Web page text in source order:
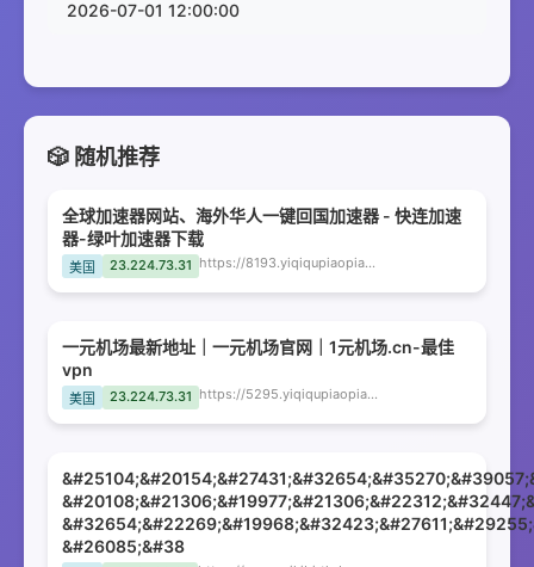
2026-07-01 12:00:00
🎲 随机推荐
全球加速器网站、海外华人一键回国加速器 - 快连加速
器-绿叶加速器下载
美国 23.224.73.31 https://8193.yiqiqupiaopiao.cn
一元机场最新地址｜一元机场官网｜1元机场.cn-最佳
vpn
美国 23.224.73.31 https://5295.yiqiqupiaopiao.cn
&#26085;&#38